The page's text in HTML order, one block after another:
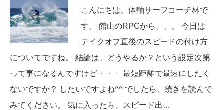
こんにちは、体軸サーフコーチ林で
す。 館山のRPCから、、、 今日は
テイクオフ直後のスピードの付け方
についてですね。 結論は、どうやるか？という設定次第
って事になるんですけど・・・ 最短距離で最速にしたく
ないですか？ したいですよね^^ でしたら、続きを読んで
みてください。 気に入ったら、スピード出…